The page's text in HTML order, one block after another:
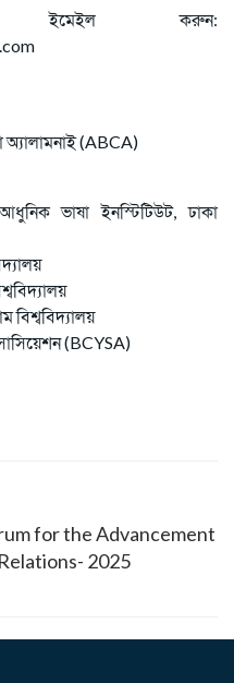
ইমেইল করুন:
অ্যালামনাই (ABCA)
ভাষা ইনস্টিটিউট, ঢাকা
বিশ্ববিদ্যালয়
(BCYSA)
for the Advancement
2025